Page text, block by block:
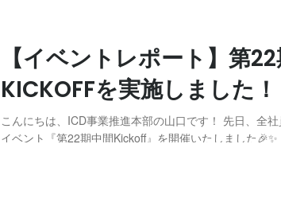
【イベントレポート】第
KICKOFFを実施しました！
こんにちは、ICD事業推進本部の山口です！ 先日、全
イベント『第22期中間Kickoff』を開催いたしました